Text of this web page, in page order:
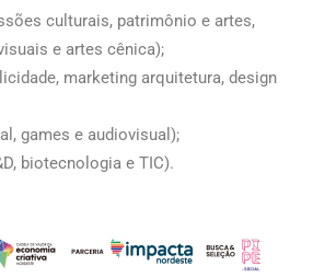
culturais, patrimônio e artes,
e artes cênica);
marketing arquitetura, design
games e audiovisual);
biotecnologia e TIC).